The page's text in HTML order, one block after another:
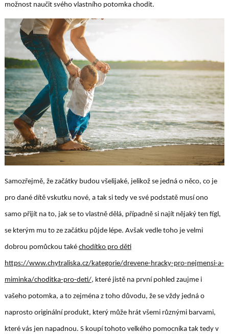
možnost naučit svého vlastního potomka chodit.
Samozřejmě, že začátky budou všelijaké, jelikož se jedná o něco, co je
pro dané dítě vskutku nové, a tak si tedy ve své podstatě musí ono
samo přijít na to, jak se to vlastně dělá, případně si najít nějaký ten fígl,
se kterým mu to ze začátku půjde lépe. Avšak vedle toho je velmi
dobrou pomůckou také chodítko pro děti
https://www.chytraliska.cz/kategorie/drevene-hracky-pro-nejmensi-a-
miminka/choditka-pro-deti/, které jistě na první pohled zaujme i
vašeho potomka, a to zejména z toho důvodu, že se vždy jedná o
naprosto originální produkt, který může hrát všemi různými barvami,
které vás jen napadnou. S koupí tohoto velkého pomocníka tak tedy v